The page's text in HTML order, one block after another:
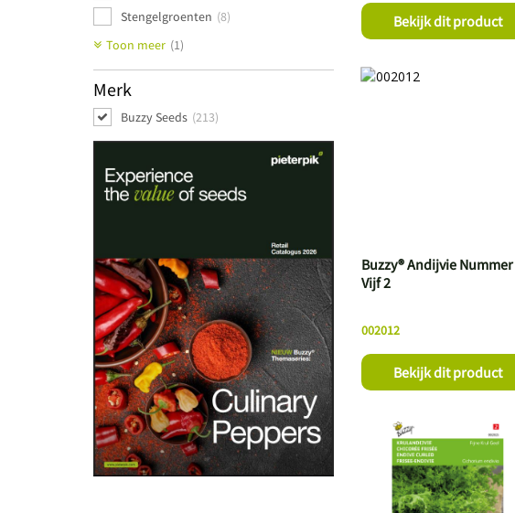
Stengelgroenten (8)
Toon meer (1)
Merk
Buzzy Seeds (213)
Bekijk dit product
002012
Buzzy® Andijvie Nummer
Vijf 2
Bekijk dit product